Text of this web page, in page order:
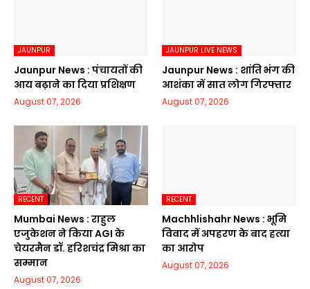
JAUNPUR
Jaunpur News : पंचायतों की
आय बढ़ाने का दिया प्रशिक्षण
August 07, 2026
JAUNPUR LIVE NEWS
Jaunpur News : शांति भंग की
आशंका में सात लोग गिरफ्तार
August 07, 2026
RECENT
Mumbai News : राहुल
एजुकेशन ने किया AGI के
चेयरमैन डॉ. हरिशचंद्र मिश्रा का
सम्मान
August 07, 2026
RECENT
Machhlishahr News : भूमि
विवाद में अपहरण के बाद हत्या
का आरोप
August 07, 2026